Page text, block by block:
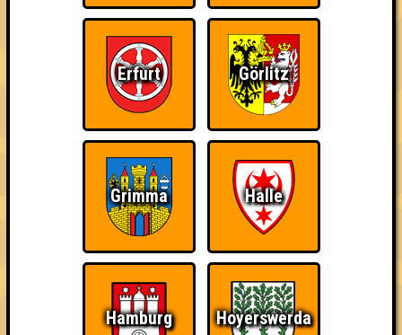
1. ohne Smartphone aufgeschmissen
12
11 32
2. Am Mars
Erfurt Görlitz
Grimma Halle
Hamburg Hoyerswerda